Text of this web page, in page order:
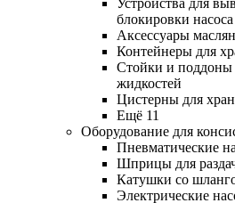
Устройства для
блокировки насоса
Аксессуары
Контейнеры для
Стойки и поддоны
жидкостей
Цистерны для
Ещё 11
Оборудование для
Пневматические
Шприцы для
Катушки со
Электрические